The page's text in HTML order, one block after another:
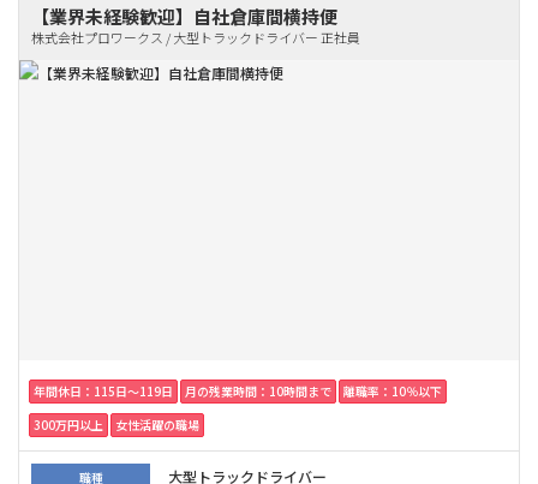
【業界未経験歓迎】自社倉庫間横持便
株式会社プロワークス / 大型トラックドライバー 正社員
年間休日：115日〜119日 月の残業時間：10時間まで
離職率：10％以下
300万円以上
女性活躍の職場
職種 大型トラックドライバー